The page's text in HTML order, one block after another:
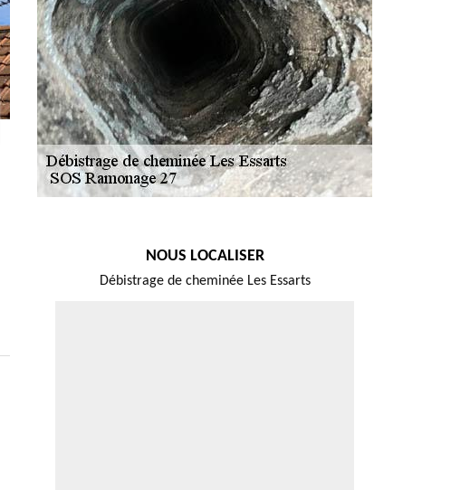
NOUS LOCALISER
Débistrage de cheminée Les Essarts